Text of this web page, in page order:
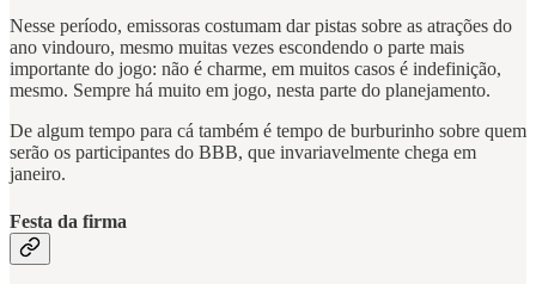
Nesse período, emissoras costumam dar pistas sobre as atrações do
ano vindouro, mesmo muitas vezes escondendo o parte mais
importante do jogo: não é charme, em muitos casos é indefinição,
mesmo. Sempre há muito em jogo, nesta parte do planejamento.
De algum tempo para cá também é tempo de burburinho sobre quem
serão os participantes do BBB, que invariavelmente chega em
janeiro.
Festa da firma